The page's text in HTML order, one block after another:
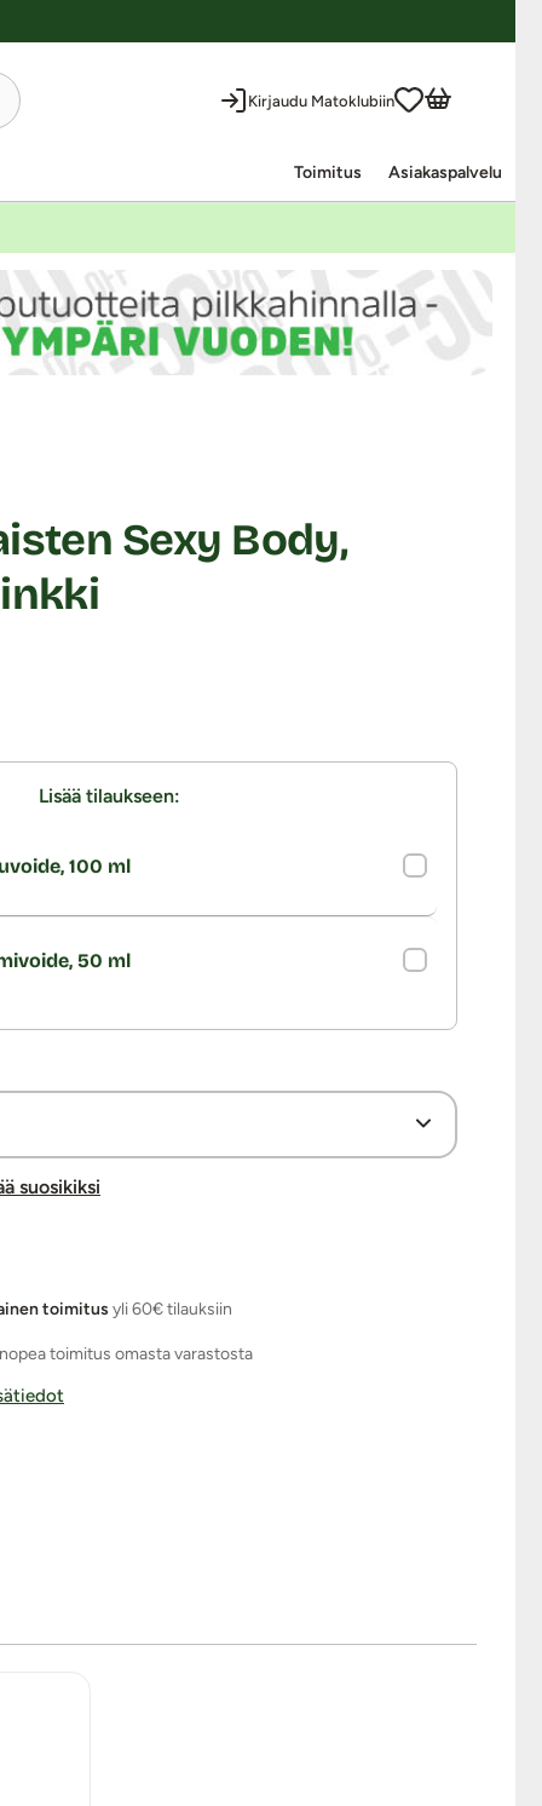
Kirjaudu Matoklubiin
Toimitus Asiakaspalvelu
Sexy Body,
Lisää tilaukseen:
100 ml
50 ml
suosikiksi
toimitus yli 60€ tilauksiin
toimitus omasta varastosta